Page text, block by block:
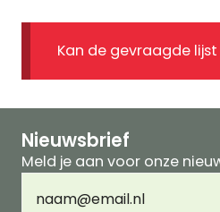
Kan de gevraagde
Nieuwsbrief
Meld je aan voor onze
mailadres(Vereist)